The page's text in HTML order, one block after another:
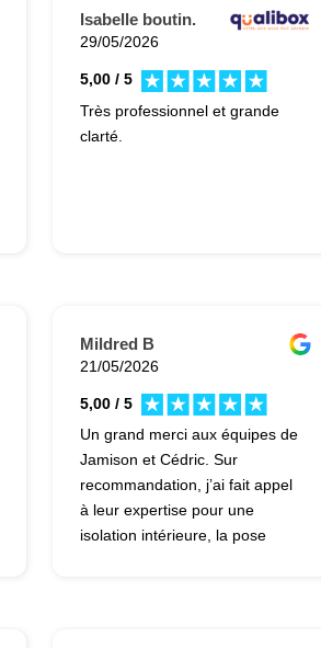
Isabelle boutin.
29/05/2026
5,00 / 5
Très professionnel et grande
clarté.
Mildred B
21/05/2026
5,00 / 5
Un grand merci aux équipes de
Jamison et Cédric. Sur
recommandation, j’ai fait appel
à leur expertise pour une
isolation intérieure, la pose